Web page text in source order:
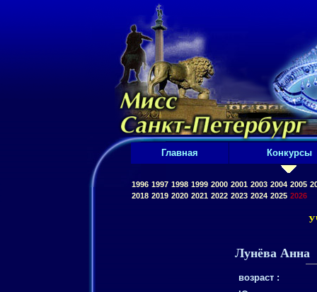
Главная Конкурсы
1996 1997 1998 1999 2000 2001 2003 2004 2005
2018 2019 2020 2021 2022 2023 2024 2025 2026
Лунёва Анна
возраст :